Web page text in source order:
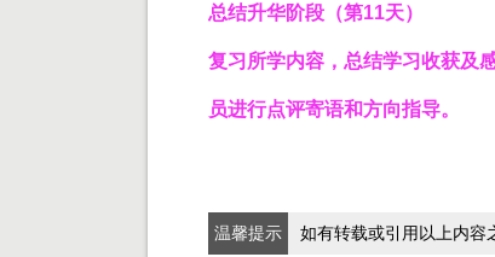
总结升华阶段（第11天）
复习所学内容，总结学习收获及
员进行点评寄语和方向指导。
温馨提示 如有转载或引用以上内容